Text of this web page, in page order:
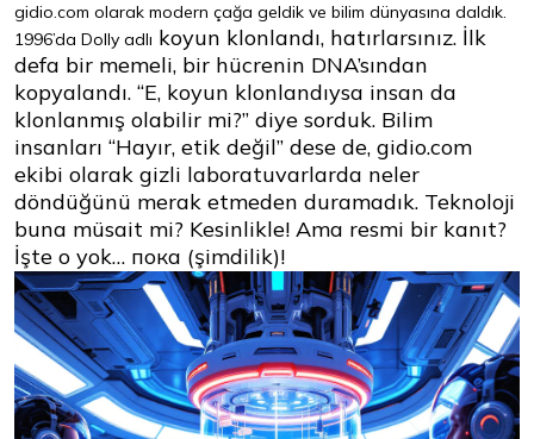
gidio.com olarak modern çağa geldik ve bilim dünyasına daldık.
1996’da Dolly adlı koyun klonlandı, hatırlarsınız. İlk
defa bir memeli, bir hücrenin DNA’sından
kopyalandı. “E, koyun klonlandıysa insan da
klonlanmış olabilir mi?” diye sorduk. Bilim
insanları “Hayır, etik değil” dese de, gidio.com
ekibi olarak gizli laboratuvarlarda neler
döndüğünü merak etmeden duramadık. Teknoloji
buna müsait mi? Kesinlikle! Ama resmi bir kanıt?
İşte o yok… пока (şimdilik)!